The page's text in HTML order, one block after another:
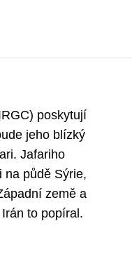
poskytují
jeho blízký
Jafariho
na půdě Sýrie,
země a
to popíral.